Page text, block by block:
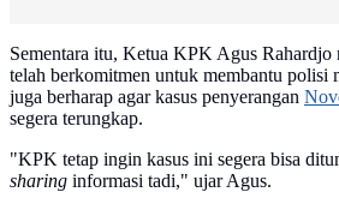
Sementara itu, Ketua KPK Agus Rahardjo
telah berkomitmen untuk membantu polisi
juga berharap agar kasus penyerangan
segera terungkap.
"KPK tetap ingin kasus ini segera bisa
sharing informasi tadi," ujar Agus.